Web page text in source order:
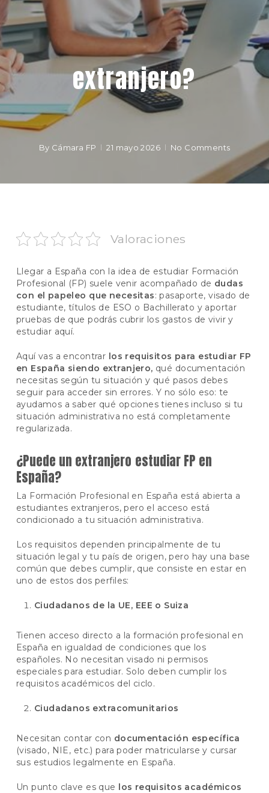
extranjero?
By Cámara FP 21 mayo 2026 No Comments
Valoraciones
Llegar a España con la idea de estudiar Formación
Profesional (FP) suele venir acompañado de dudas
con el papeleo que necesitas: pasaporte, visado de
estudiante, títulos de ESO o Bachillerato y aportar
pruebas de que podrás cubrir los gastos de vivir y
estudiar aquí.
Aquí vas a encontrar los requisitos para estudiar FP
en España siendo extranjero, qué documentación
necesitas según tu situación y qué pasos debes
seguir para acceder sin errores. Y no sólo eso: te
ayudamos a saber qué opciones tienes incluso si tu
situación administrativa no está completamente
regularizada.
¿Puede un extranjero estudiar FP en
España?
La Formación Profesional en España está abierta a
estudiantes extranjeros, pero el acceso está
condicionado a tu situación administrativa.
Los requisitos dependen principalmente de tu
situación legal y tu país de origen, pero hay una base
común que debes cumplir, que consiste en estar en
uno de estos dos perfiles:
Ciudadanos de la UE, EEE o Suiza
Tienen acceso directo a la formación profesional en
España en igualdad de condiciones que los
españoles. No necesitan visado ni permisos
especiales para estudiar. Solo deben cumplir los
requisitos académicos del ciclo.
Ciudadanos extracomunitarios
Necesitan contar con documentación específica
(visado, NIE, etc.) para poder matricularse y cursar
sus estudios legalmente en España.
Un punto clave es que los requisitos académicos